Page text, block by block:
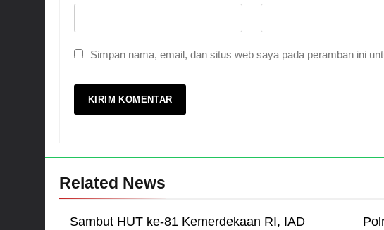
Simpan nama, email, dan situs web saya pada peramban ini
Related News
Sambut HUT ke-81 Kemerdekaan RI, IAD